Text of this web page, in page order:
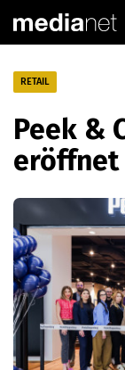
RETAIL
Peek &
eröffnet